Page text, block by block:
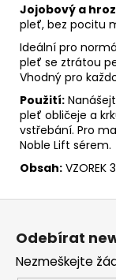
Jojobový a
pleť, bez pocitu
Ideální pro
pleť se ztrátou
Vhodný pro
Použití:
pleť obličeje a
vstřebání. Pro
Noble Lift sérem.
Obsah: VZOREK
Z
Odebírat
Nezmeškejte